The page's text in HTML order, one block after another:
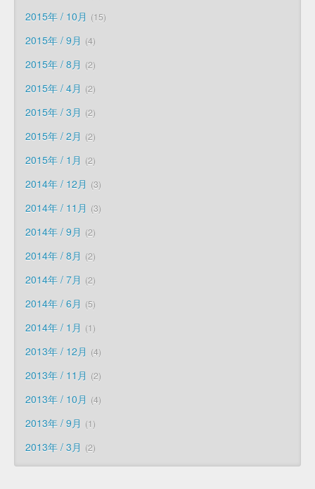
2015年 / 10月 15
2015年 / 9月 4
2015年 / 8月 2
2015年 / 4月 2
2015年 / 3月 2
2015年 / 2月 2
2015年 / 1月 2
2014年 / 12月 3
2014年 / 11月 3
2014年 / 9月 2
2014年 / 8月 2
2014年 / 7月 2
2014年 / 6月 5
2014年 / 1月 1
2013年 / 12月 4
2013年 / 11月 2
2013年 / 10月 4
2013年 / 9月 1
2013年 / 3月 2